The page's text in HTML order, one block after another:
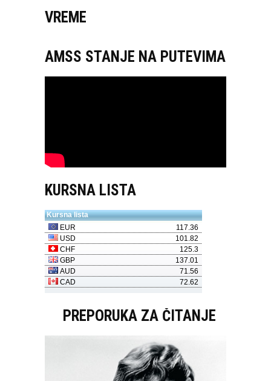
VREME
AMSS STANJE NA PUTEVIMA
KURSNA LISTA
PREPORUKA ZA ČITANJE